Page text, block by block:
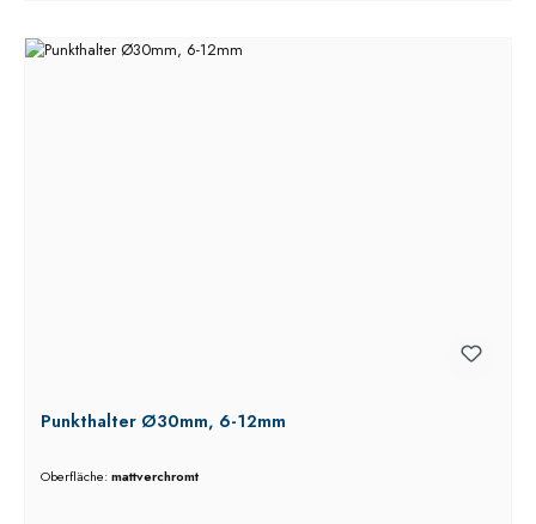
Punkthalter Ø30mm, 6-12mm
Oberfläche:mattverchromt